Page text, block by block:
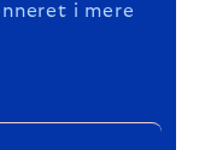
i mere